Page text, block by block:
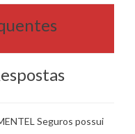
Seguros possui